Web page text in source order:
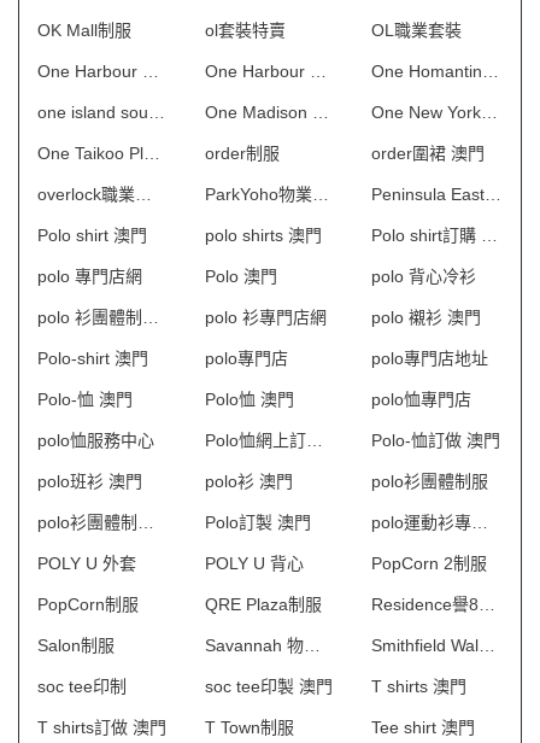
OK Mall制服 ol套裝特賣 OL職業套裝
order制服 order圍裙 澳門
ParkYoho物業管理會所制服
Polo shirt 澳門 polo shirts 澳門
polo 專門店網 Polo 澳門 polo 背心冷衫
polo 衫專門店網 polo 襯衫 澳門
Polo-shirt 澳門 polo專門店 polo專門店地址
Polo-恤 澳門 Polo恤 澳門 polo恤專門店
polo恤服務中心 Polo恤網上訂購 澳門 Polo-恤訂做 澳門
polo班衫 澳門 polo衫 澳門 polo衫團體制服
Polo訂製 澳門
POLY U 外套 POLY U 背心 PopCorn 2制服
PopCorn制服 QRE Plaza制服
Salon制服 Savannah 物業管理會所制服
soc tee印制 soc tee印製 澳門 T shirts 澳門
T shirts訂做 澳門 T Town制服 Tee shirt 澳門